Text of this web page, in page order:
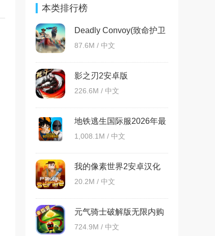
本类排行榜
Deadly Convoy(致命护卫
87.6M / 中文
影之刃2安卓版
226.6M / 中文
地铁逃生国际服2026年最
1,008.1M / 中文
我的像素世界2安卓汉化
20.2M / 中文
元气骑士破解版无限内购
724.9M / 中文